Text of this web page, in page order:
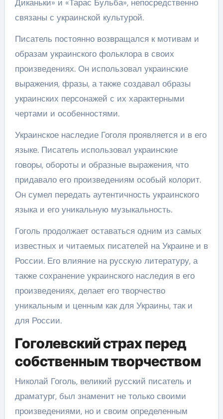
Диканьки» и «Тарас Бульба», непосредственно
связаны с украинской культурой.
Писатель постоянно возвращался к мотивам и
образам украинского фольклора в своих
произведениях. Он использовал украинские
выражения, фразы, а также создавал образы
украинских персонажей с их характерными
чертами и особенностями.
Украинское наследие Гоголя проявляется и в его
языке. Писатель использовал украинские
говоры, обороты и образные выражения, что
придавало его произведениям особый колорит.
Он сумел передать аутентичность украинского
языка и его уникальную музыкальность.
Гоголь продолжает оставаться одним из самых
известных и читаемых писателей на Украине и в
России. Его влияние на русскую литературу, а
также сохранение украинского наследия в его
произведениях, делает его творчество
уникальным и ценным как для Украины, так и
для России.
Гоголевский страх перед
собственным творчеством
Николай Гоголь, великий русский писатель и
драматург, был знаменит не только своими
произведениями, но и своим определенным